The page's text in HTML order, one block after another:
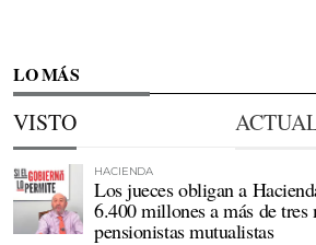
LO MÁS
VISTO
HACIENDA
Los jueces obligan a
6.400 millones a más de tres
pensionistas mutualistas